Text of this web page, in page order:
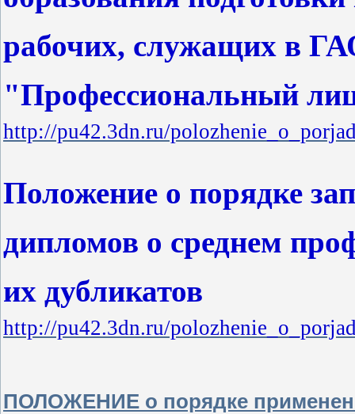
рабочих, служащих в
"Профессиональный
http://pu42.3dn.ru/
Положение о порядке
дипломов о среднем
их дубликатов
http://pu42.3dn.ru/
ПОЛОЖЕНИЕ о порядке